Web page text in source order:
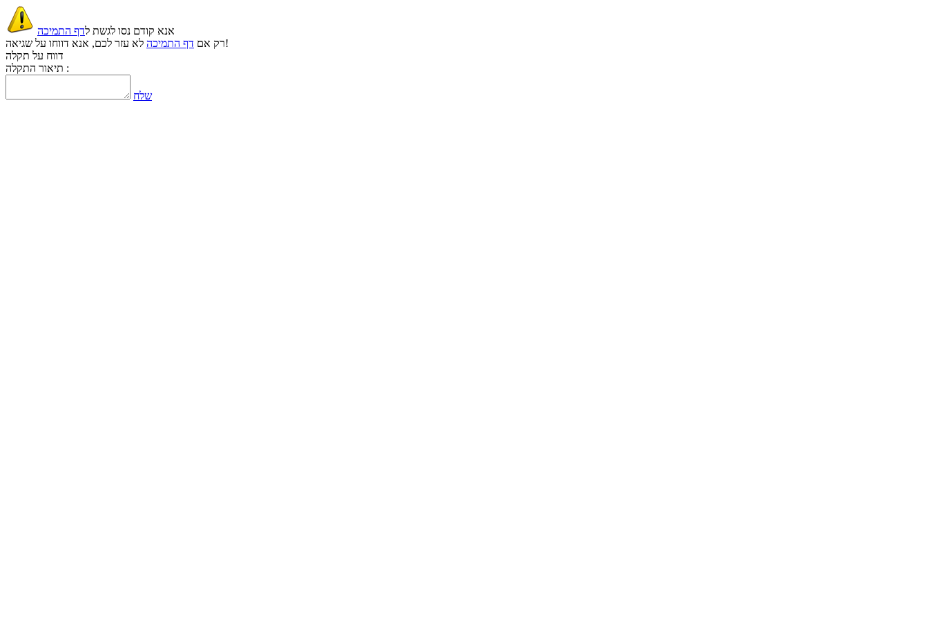
אנא קודם נסו לגשת לדף התמיכה
רק אם דף התמיכה
לא עזר לכם, אנא דווחו על שגיאה!
דווח על תקלה
תיאור התקלה :
שלח